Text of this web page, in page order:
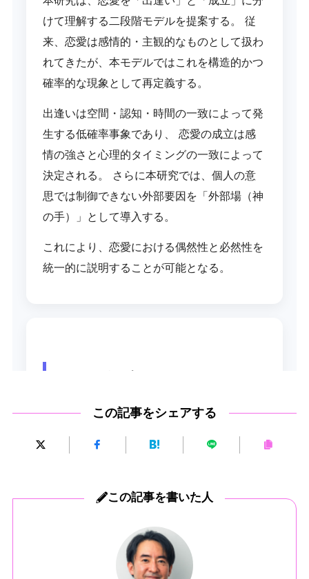
この記事をシェアする
この記事を書いた人